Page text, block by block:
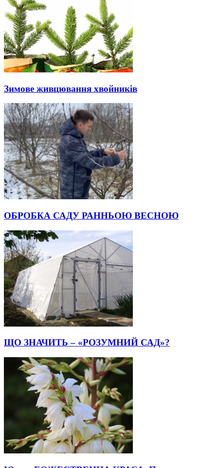
Зимове живцювання хвойників
ОБРОБКА САДУ РАННЬОЮ ВЕСНОЮ
ЩО ЗНАЧИТЬ – «РОЗУМНИЙ САД»?